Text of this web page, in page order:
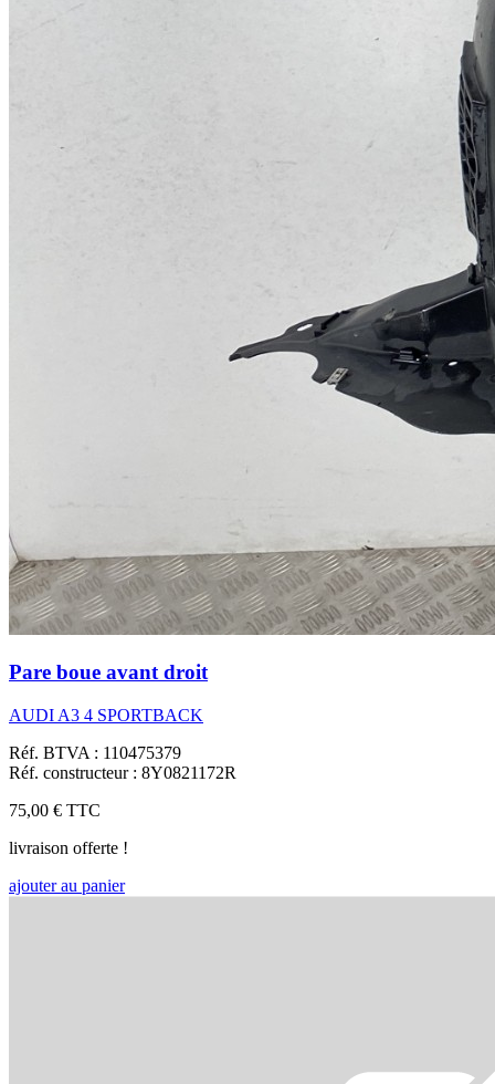
Pare boue avant droit
AUDI A3 4 SPORTBACK
Réf. BTVA : 110475379
Réf. constructeur : 8Y0821172R
75,00 € TTC
livraison offerte !
ajouter au panier